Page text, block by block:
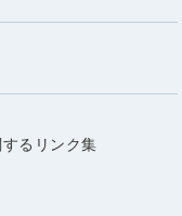
るリンク集